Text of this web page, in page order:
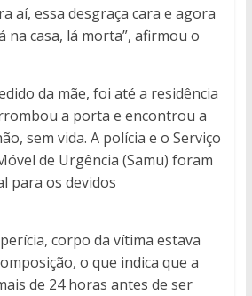
aí, essa desgraça cara e agora
na casa, lá morta”, afirmou o
da mãe, foi até a residência
a porta e encontrou a
sem vida. A polícia e o Serviço
de Urgência (Samu) foram
para os devidos
corpo da vítima estava
o que indica que a
de 24 horas antes de ser